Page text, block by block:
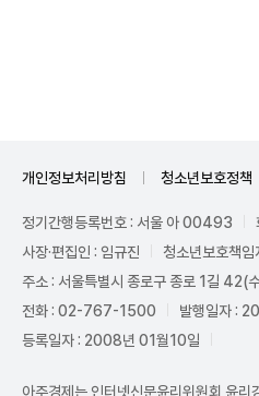
개인정보처리방침 청소년보호정책
정기간행등록번호 : 서울 아 00493
사장·편집인 : 임규진
청소년보호책임
주소 : 서울특별시 종로구 종로 1길 42(
전화 : 02-767-1500
발행일자 :
등록일자 : 2008년 01월10일
아주경제는 인터넷신문윤리위원회 윤